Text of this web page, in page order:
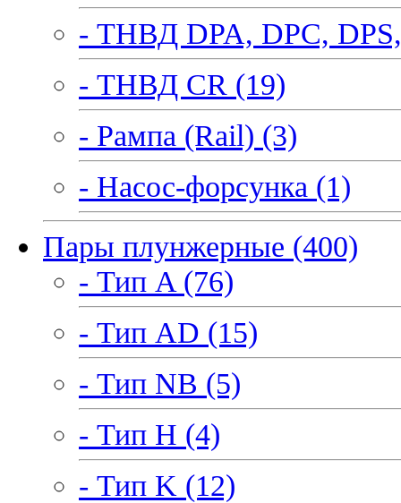
- ТНВД DPA, DPC,
- ТНВД CR (19)
- Рампа (Rail) (3)
- Насос-форсунка (1)
Пары плунжерные (400)
- Тип A (76)
- Тип AD (15)
- Тип NB (5)
- Тип H (4)
- Тип K (12)